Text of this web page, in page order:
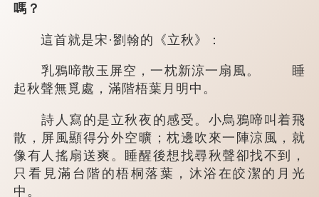
嗎？
這首就是宋·劉翰的《立秋》：
乳鴉啼散玉屏空，一枕新涼一扇風。 睡
起秋聲無覓處，滿階梧葉月明中。
詩人寫的是立秋夜的感受。小烏鴉啼叫着飛
散，屏風顯得分外空曠；枕邊吹來一陣涼風，就
像有人搖扇送爽。睡醒後想找尋秋聲卻找不到，
只看見滿台階的梧桐落葉，沐浴在皎潔的月光
中。